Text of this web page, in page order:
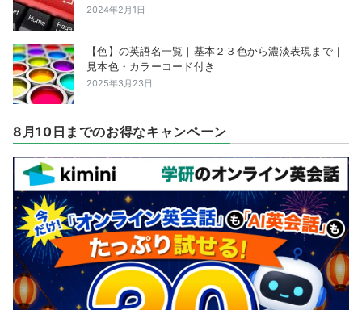
2024年2月1日
【色】の英語名一覧｜基本２３色から濃淡表現まで｜
見本色・カラーコード付き
2025年3月23日
8月10日までのお得なキャンペーン